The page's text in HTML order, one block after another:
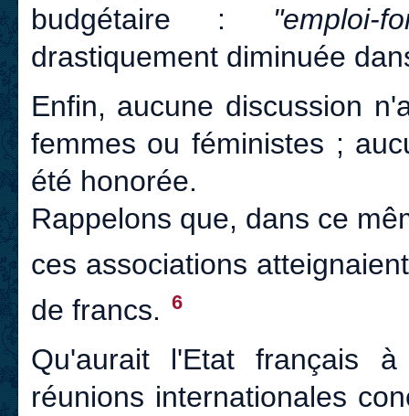
budgétaire : "emploi-
drastiquement diminuée
Enfin, aucune discussion
femmes ou féministes ;
été honorée.
Rappelons que, dans ce
ces associations
de francs. 6
Qu'aurait l'Etat français
réunions internationales